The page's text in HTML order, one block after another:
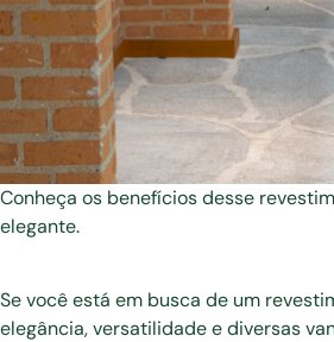
Conheça os benefícios desse
elegante.
Se você está em busca de um
elegância, versatilidade e diversas